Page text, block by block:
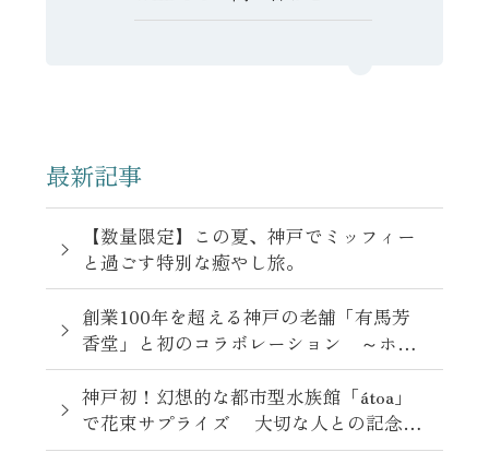
最新記事
【数量限定】この夏、神戸でミッフィー
と過ごす特別な癒やし旅。
創業100年を超える神戸の老舗「有馬芳
香堂」と初のコラボレーション ～ホテ
ル最上階で味わう日常に華やぎを添える
ご褒美スイーツ「ナッツグラスアイス」
～
神戸初！幻想的な都市型水族館「átoa」
で花束サプライズ 大切な人との記念日
を彩る“アニバーサリーステイプラン”販